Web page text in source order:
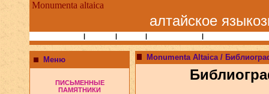
Monumenta altaica
алтайское
| | | |
Меню
ПИСЬМЕННЫЕ
ПАМЯТНИКИ
Monumenta Altaica /